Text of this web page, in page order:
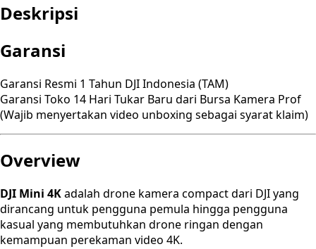
Deskripsi
Garansi
Garansi Resmi 1 Tahun DJI Indonesia (TAM)
Garansi Toko 14 Hari Tukar Baru dari Bursa Kamera Prof
(Wajib menyertakan video unboxing sebagai syarat klaim)
Overview
DJI Mini 4Kadalah drone kamera compact dari DJI yang
dirancang untuk pengguna pemula hingga pengguna
kasual yang membutuhkan drone ringan dengan
kemampuan perekaman video 4K.